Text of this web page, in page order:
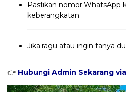
Pastikan nomor WhatsApp
keberangkatan
Jika ragu atau ingin tanya
👉 Hubungi Admin Sekarang